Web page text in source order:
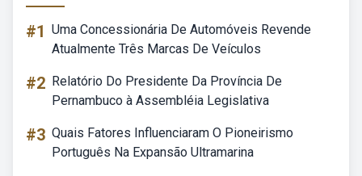
#1 Uma Concessionária De Automóveis Revende
Atualmente Três Marcas De Veículos
#2 Relatório Do Presidente Da Província De
Pernambuco à Assembléia Legislativa
#3 Quais Fatores Influenciaram O Pioneirismo
Português Na Expansão Ultramarina